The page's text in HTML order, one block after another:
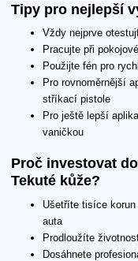
Tipy pro nejlepší
Vždy nejprve
Pracujte při
Použijte fén pro
Pro rovnoměrnější
stříkací pistole
Pro ještě lepší
vaničkou
Proč investovat
Tekuté kůže?
Ušetříte tisíce
auta
Prodloužíte
Dosáhnete